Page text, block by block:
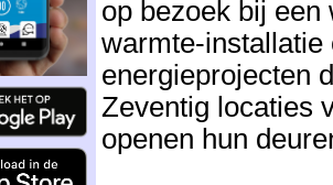
op bezoek bij een
warmte-installatie
energieprojecten
Zeventig locaties
openen hun